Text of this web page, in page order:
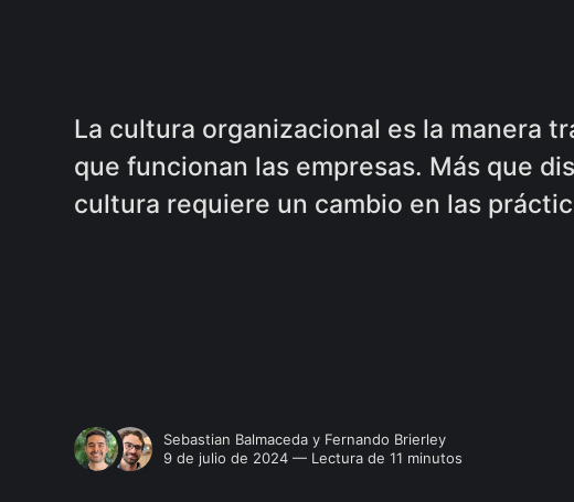
La cultura organizacional es la manera
que funcionan las empresas. Más que
cultura requiere un cambio en las
Sebastian Balmaceda y Fernando Brierley
9 de julio de 2024 — Lectura de 11 minutos